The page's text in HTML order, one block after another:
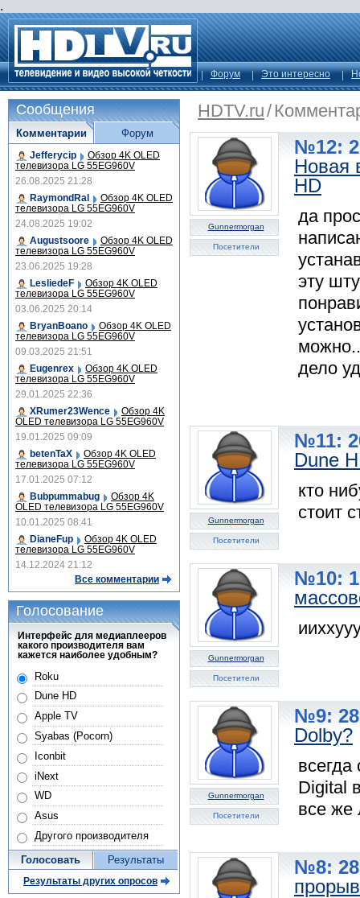
.
Форум Это интересно
HDTV.ru/
Gunnermorgan
Посетители
№12:
Новая
HD
да
эту
дело
Gunnermorgan
Посетители
№11:
Dune
кто
стоит
Gunnermorgan
Посетители
№10: 1
Gunnermorgan
Посетители
№9: 28
Dolby?
Digital
все же
№8: 28
Сообщения
Комментарии
Jefferycip Обзор 4K OLED
телевизора LG 55EG960V
26.08.2025 21:28
RaymondRal
Обзор 4K OLED
телевизора LG 55EG960V
24.08.2025 19:02
Augustsoore
Обзор 4K OLED
телевизора LG 55EG960V
23.06.2025 19:28
LesliedeF
Обзор 4K OLED
телевизора LG 55EG960V
03.06.2025 20:14
BryanBoano
Обзор 4K OLED
телевизора LG 55EG960V
09.03.2025 21:51
Eugenrex
Обзор 4K OLED
телевизора LG 55EG960V
29.01.2025 22:36
XRumer23Wence
Обзор 4K
OLED телевизора LG 55EG960V
19.01.2025 09:09
betenTaX
Обзор 4K OLED
телевизора LG 55EG960V
17.01.2025 07:12
Bubpummabug
Обзор 4K
OLED телевизора LG 55EG960V
10.01.2025 08:41
DianeFup
Обзор 4K OLED
телевизора LG 55EG960V
14.12.2024 21:12
Все комментарии
Форум
Голосование
Интерфейс для медиаплееров
какого производителя вам
кажется наиболее удобным?
Roku
Dune HD
Apple TV
Syabas (Pocorn)
Iconbit
iNext
WD
Asus
Другого производителя
Голосовать Результаты
Результаты других опросов